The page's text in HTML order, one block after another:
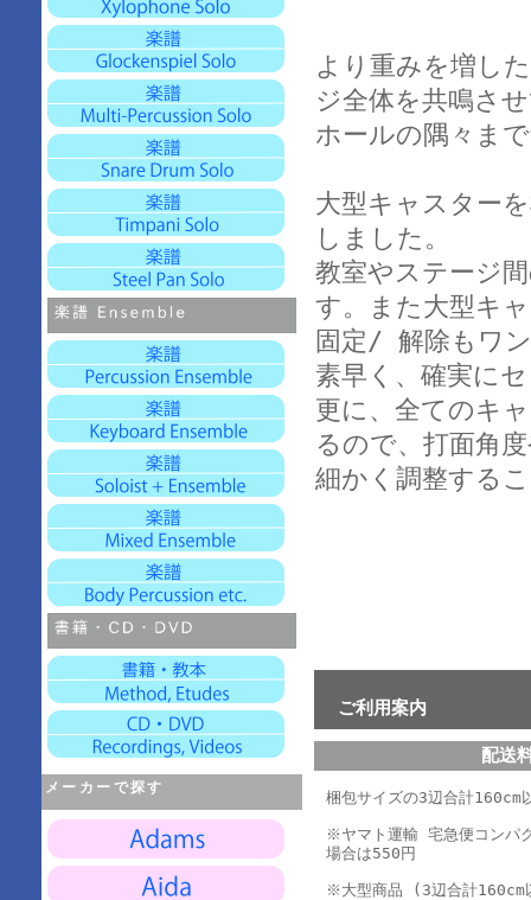
メーカーで探す
より重みを増し
ジ全体を共鳴さ
ホールの隅々ま
大型キャスター
しました。
教室やステージ
す。また大型キ
固定/ 解除もワ
素早く、確実に
更に、全てのキ
るので、打面角
細かく調整する
ご利用案内
配送
梱包サイズの3辺合計
※ヤマト運輸 宅急便コンパ
場合は550円
※大型商品 (3辺合計160cm